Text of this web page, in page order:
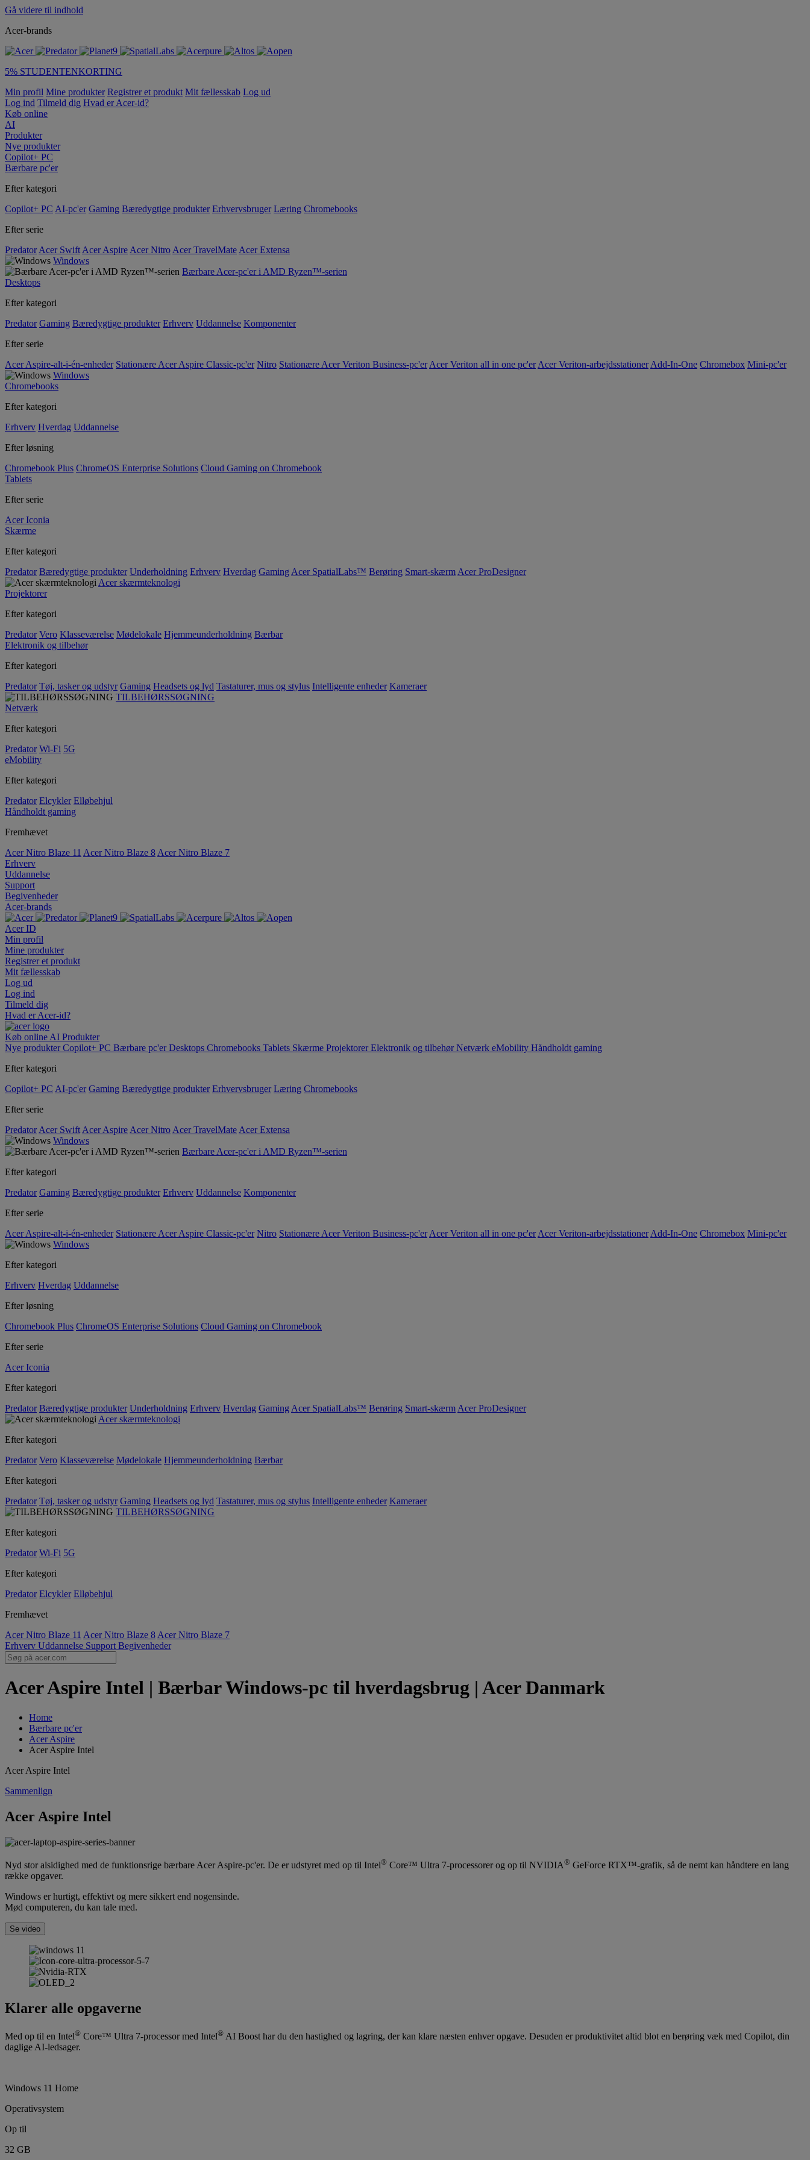
Gå videre til indhold
Acer-brands
5% STUDENTENKORTING
Min profil Mine produkter Registrer et produkt Mit fællesskab Log ud
Log ind Tilmeld dig Hvad er Acer-id?
Køb online
AI
Produkter
Nye produkter
Copilot+ PC
Bærbare pc'er
Efter kategori
Copilot+ PC AI-pc'er Gaming Bæredygtige produkter Erhvervsbruger Læring Chromebooks
Efter serie
Predator Acer Swift Acer Aspire Acer Nitro Acer TravelMate Acer Extensa
Windows
Bærbare Acer-pc'er i AMD Ryzen™-serien
Desktops
Efter kategori
Predator Gaming Bæredygtige produkter Erhverv Uddannelse Komponenter
Efter serie
Acer Aspire-alt-i-én-enheder Stationære Acer Aspire Classic-pc'er Nitro Stationære Acer Veriton Business-pc'er Acer Veriton all in one pc'er Acer Veriton-arbejdsstationer Add-In-One Chromebox Mini-pc'er
Windows
Chromebooks
Efter kategori
Erhverv Hverdag Uddannelse
Efter løsning
Chromebook Plus ChromeOS Enterprise Solutions Cloud Gaming on Chromebook
Tablets
Efter serie
Acer Iconia
Skærme
Efter kategori
Predator Bæredygtige produkter Underholdning Erhverv Hverdag Gaming Acer SpatialLabs™ Berøring Smart-skærm Acer ProDesigner
Acer skærmteknologi
Projektorer
Efter kategori
Predator Vero Klasseværelse Mødelokale Hjemmeunderholdning Bærbar
Elektronik og tilbehør
Efter kategori
Predator Tøj, tasker og udstyr Gaming Headsets og lyd Tastaturer, mus og stylus Intelligente enheder Kameraer
TILBEHØRSSØGNING
Netværk
Efter kategori
Predator Wi-Fi 5G
eMobility
Efter kategori
Predator Elcykler Elløbehjul
Håndholdt gaming
Fremhævet
Acer Nitro Blaze 11 Acer Nitro Blaze 8 Acer Nitro Blaze 7
Erhverv
Uddannelse
Support
Begivenheder
Acer-brands
Acer ID
Min profil
Mine produkter
Registrer et produkt
Mit fællesskab
Log ud
Log ind
Tilmeld dig
Hvad er Acer-id?
Køb online AI Produkter
Nye produkterCopilot+ PC Bærbare pc'erDesktops Chromebooks Tablets Skærme ProjektorerElektronik og tilbehørNetværk eMobility Håndholdt gaming
Efter kategori
Copilot+ PC AI-pc'er Gaming Bæredygtige produkter Erhvervsbruger Læring Chromebooks
Efter serie
Predator Acer Swift Acer Aspire Acer Nitro Acer TravelMate Acer Extensa
Windows
Bærbare Acer-pc'er i AMD Ryzen™-serien
Efter kategori
Predator Gaming Bæredygtige produkter Erhverv Uddannelse Komponenter
Efter serie
Acer Aspire-alt-i-én-enheder Stationære Acer Aspire Classic-pc'er Nitro Stationære Acer Veriton Business-pc'er Acer Veriton all in one pc'er Acer Veriton-arbejdsstationer Add-In-One Chromebox Mini-pc'er
Windows
Efter kategori
Erhverv Hverdag Uddannelse
Efter løsning
Chromebook Plus ChromeOS Enterprise Solutions Cloud Gaming on Chromebook
Efter serie
Acer Iconia
Efter kategori
Predator Bæredygtige produkter Underholdning Erhverv Hverdag Gaming Acer SpatialLabs™ Berøring Smart-skærm Acer ProDesigner
Acer skærmteknologi
Efter kategori
Predator Vero Klasseværelse Mødelokale Hjemmeunderholdning Bærbar
Efter kategori
Predator Tøj, tasker og udstyr Gaming Headsets og lyd Tastaturer, mus og stylus Intelligente enheder Kameraer
TILBEHØRSSØGNING
Efter kategori
Predator Wi-Fi 5G
Efter kategori
Predator Elcykler Elløbehjul
Fremhævet
Acer Nitro Blaze 11 Acer Nitro Blaze 8 Acer Nitro Blaze 7
Erhverv Uddannelse Support Begivenheder
Acer Aspire Intel | Bærbar Windows-pc til hverdagsbrug | Acer Danmark
Home
Bærbare pc'er
Acer Aspire
Acer Aspire Intel
Acer Aspire Intel
Sammenlign
Acer Aspire Intel
Nyd stor alsidighed med de funktionsrige bærbare Acer Aspire-pc'er. De er udstyret med op til Intel® Core™ Ultra 7-processorer og op til NVIDIA® GeForce RTX™-grafik, så de nemt kan håndtere en lang
række opgaver.
Windows er hurtigt, effektivt og mere sikkert end nogensinde.
Mød computeren, du kan tale med.
Se video
Klarer alle opgaverne
Med op til en Intel® Core™ Ultra 7-processor med Intel® AI Boost har du den hastighed og lagring, der kan klare næsten enhver opgave. Desuden er produktivitet altid blot en berøring væk med Copilot, din
daglige AI-ledsager.
Windows 11 Home
Operativsystem
Op til
32 GB